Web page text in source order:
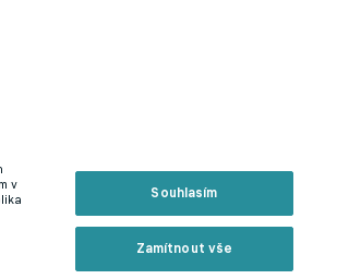
v
Souhlasím
Zamítnout vše